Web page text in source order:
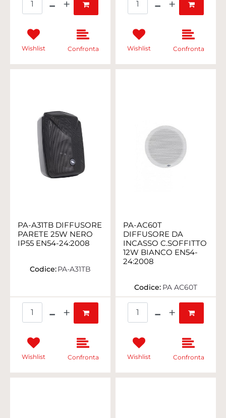
Wishlist Confronta Wishlist Confronta
PA-A31TB DIFFUSORE
PARETE 25W NERO
IP55 EN54-24:2008
Codice:PA-A31TB
Wishlist Confronta
PA-AC60T
DIFFUSORE DA
INCASSO C.SOFFITTO
12W BIANCO EN54-
24:2008
Codice: PA AC60T
Wishlist Confronta